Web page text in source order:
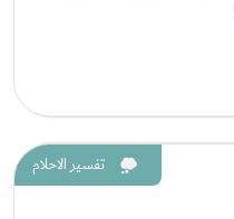
تفسير الاحلام